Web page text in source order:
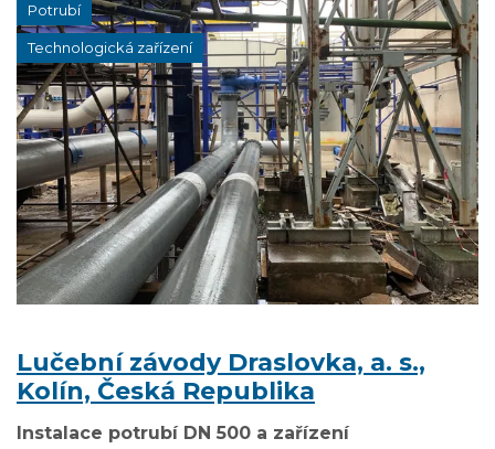
Potrubí
Technologická zařízení
Lučební závody Draslovka, a. s.,
Kolín, Česká Republika
Instalace potrubí DN 500 a zařízení